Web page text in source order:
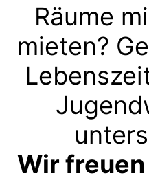
Räume
mieten?
Wir freuen